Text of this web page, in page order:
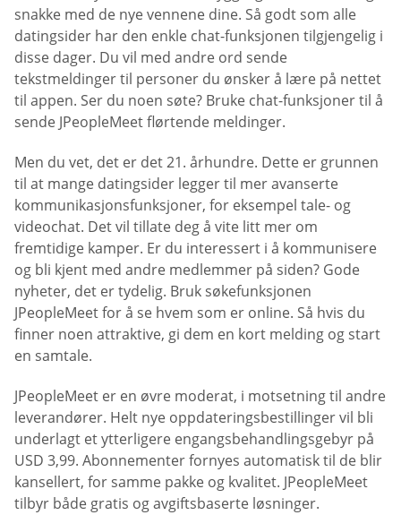
snakke med de nye vennene dine. Så godt som alle
datingsider har den enkle chat-funksjonen tilgjengelig i
disse dager. Du vil med andre ord sende
tekstmeldinger til personer du ønsker å lære på nettet
til appen. Ser du noen søte? Bruke chat-funksjoner til å
sende JPeopleMeet flørtende meldinger.
Men du vet, det er det 21. århundre. Dette er grunnen
til at mange datingsider legger til mer avanserte
kommunikasjonsfunksjoner, for eksempel tale- og
videochat. Det vil tillate deg å vite litt mer om
fremtidige kamper. Er du interessert i å kommunisere
og bli kjent med andre medlemmer på siden? Gode
nyheter, det er tydelig. Bruk søkefunksjonen
JPeopleMeet for å se hvem som er online. Så hvis du
finner noen attraktive, gi dem en kort melding og start
en samtale.
JPeopleMeet er en øvre moderat, i motsetning til andre
leverandører. Helt nye oppdateringsbestillinger vil bli
underlagt et ytterligere engangsbehandlingsgebyr på
USD 3,99. Abonnementer fornyes automatisk til de blir
kansellert, for samme pakke og kvalitet. JPeopleMeet
tilbyr både gratis og avgiftsbaserte løsninger.